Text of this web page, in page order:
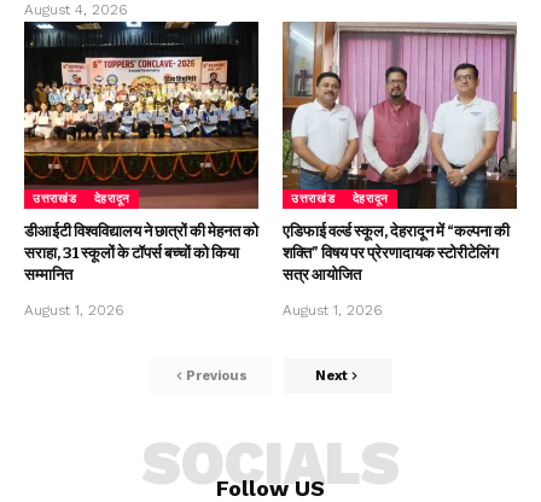
August 4, 2026
उत्तराखंड देहरादून
डीआईटी विश्वविद्यालय ने छात्रों की मेहनत को
सराहा, 31 स्कूलों के टॉपर्स बच्चों को किया
सम्मानित
August 1, 2026
उत्तराखंड देहरादून
एडिफाई वर्ल्ड स्कूल, देहरादून में “कल्पना की
शक्ति” विषय पर प्रेरणादायक स्टोरीटेलिंग
सत्र आयोजित
August 1, 2026
Previous Next
Follow US
SOCIALS